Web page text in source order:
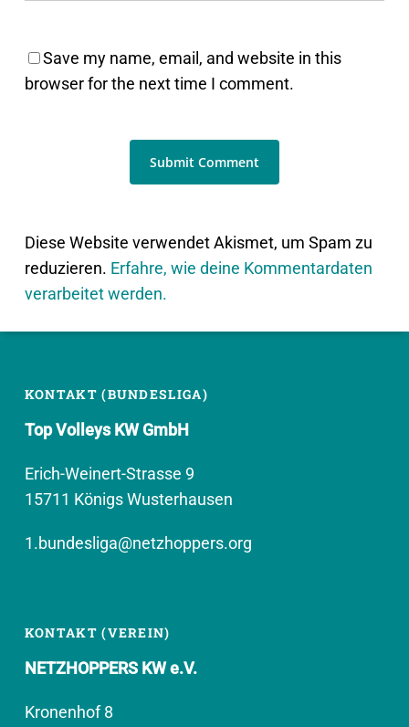
Save my name, email, and website in this
browser for the next time I comment.
Diese Website verwendet Akismet, um Spam zu
reduzieren. Erfahre, wie deine Kommentardaten
verarbeitet werden.
KONTAKT (BUNDESLIGA)
Top Volleys KW GmbH
Erich-Weinert-Strasse 9
15711 Königs Wusterhausen
1.bundesliga@netzhoppers.org
KONTAKT (VEREIN)
NETZHOPPERS KW e.V.
Kronenhof 8